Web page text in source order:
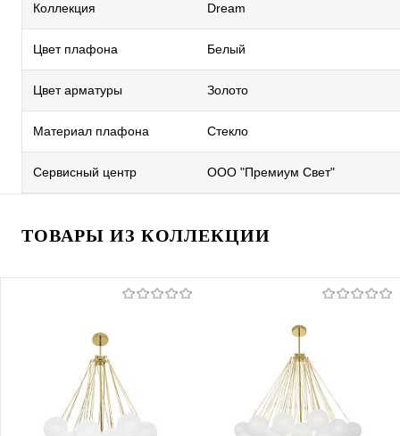
Коллекция Dream
Цвет плафона Белый
Цвет арматуры Золото
Материал плафона Стекло
Сервисный центр ООО "Премиум Свет"
ТОВАРЫ ИЗ КОЛЛЕКЦИИ